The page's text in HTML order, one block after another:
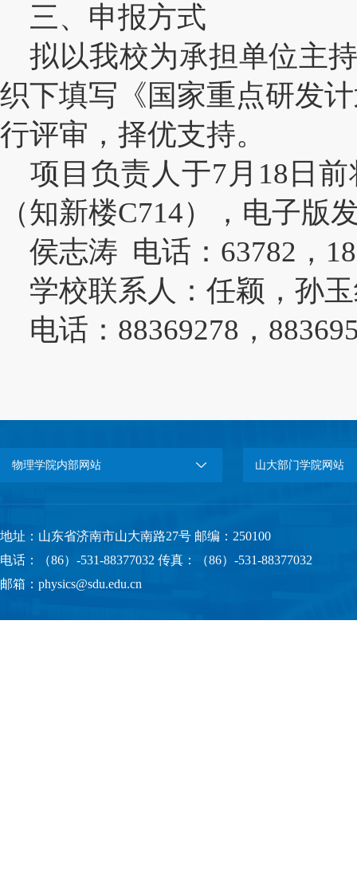
三、申报方式
拟以我校为承担单位主
织下填写《国家重点研发
行评审，择优支持。
项目负责人于7月18日
（知新楼C714），电子版
侯志涛 电话：63782 ，
学校联系人：任颖，孙
电话：88369278，
物理学院内部网站 山大部门学院网站
地址：山东省济南市山大南路27号 邮编：250100
电话：（86）-531-88377032 传真：（86）-531-88377032
邮箱：physics@sdu.edu.cn